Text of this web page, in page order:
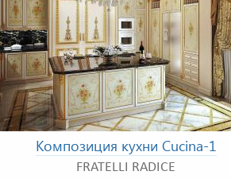
Композиция кухни Cucina-1
FRATELLI RADICE